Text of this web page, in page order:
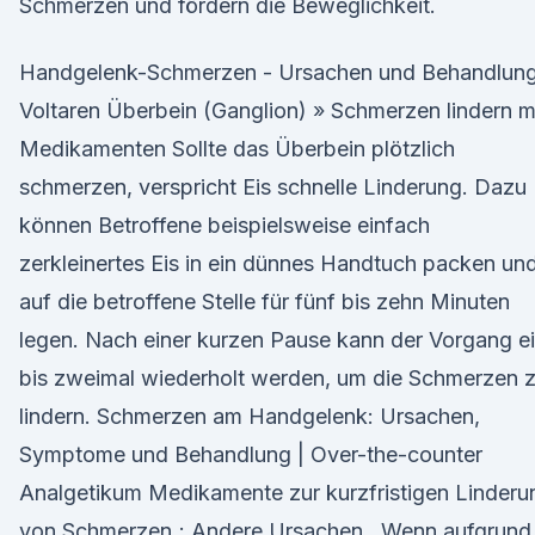
Schmerzen und fördern die Beweglichkeit.
Handgelenk-Schmerzen - Ursachen und Behandlung
Voltaren Überbein (Ganglion) » Schmerzen lindern
Medikamenten Sollte das Überbein plötzlich
schmerzen, verspricht Eis schnelle Linderung. Dazu
können Betroffene beispielsweise einfach
zerkleinertes Eis in ein dünnes Handtuch packen
auf die betroffene Stelle für fünf bis zehn Minuten
legen. Nach einer kurzen Pause kann der Vorgang
bis zweimal wiederholt werden, um die Schmerzen
lindern. Schmerzen am Handgelenk: Ursachen,
Symptome und Behandlung | Over-the-counter
Analgetikum Medikamente zur kurzfristigen